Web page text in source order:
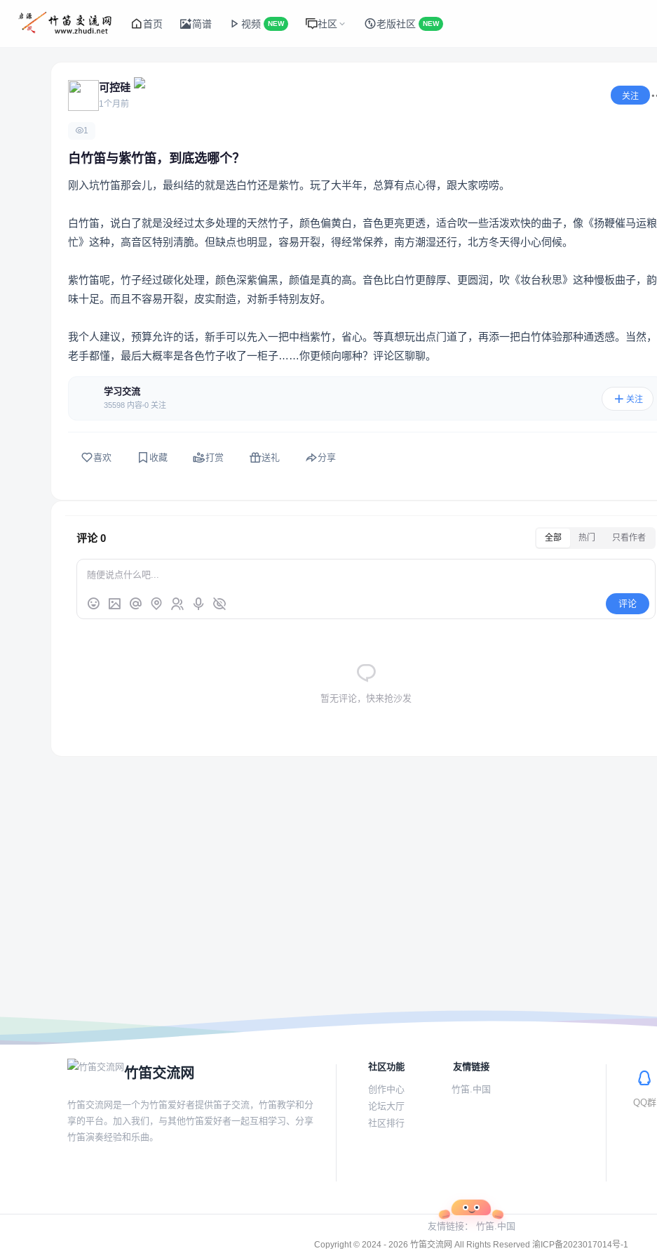
首页 简谱 视频 NEW 社区 老版社区 NEW
可控硅
1个月前
关注
1
白竹笛与紫竹笛，到底选哪个？
刚入坑竹笛那会儿，最纠结的就是选白竹还是紫竹。玩了大半年，总算有点心得，跟大家唠唠。
白竹笛，说白了就是没经过太多处理的天然竹子，颜色偏黄白，音色更亮更透，适合吹一些活泼欢快的曲子，像《扬鞭催马运粮
忙》这种，高音区特别清脆。但缺点也明显，容易开裂，得经常保养，南方潮湿还行，北方冬天得小心伺候。
紫竹笛呢，竹子经过碳化处理，颜色深紫偏黑，颜值是真的高。音色比白竹更醇厚、更圆润，吹《妆台秋思》这种慢板曲子，韵
味十足。而且不容易开裂，皮实耐造，对新手特别友好。
我个人建议，预算允许的话，新手可以先入一把中档紫竹，省心。等真想玩出点门道了，再添一把白竹体验那种通透感。当然，
老手都懂，最后大概率是各色竹子收了一柜子……你更倾向哪种？评论区聊聊。
学习交流
35598 内容 0 关注
关注
喜欢 收藏 打赏 送礼 分享
评论0 全部 热门 只看作者
评论
暂无评论，快来抢沙发
竹笛交流网
竹笛交流网是一个为竹笛爱好者提供笛子交流，竹笛教学和分
享的平台。加入我们，与其他竹笛爱好者一起互相学习、分享
竹笛演奏经验和乐曲。
社区功能
创作中心
论坛大厅
社区排行
友情链接
竹笛.中国
QQ群
友情链接： 竹笛.中国
Copyright © 2024 - 2026 竹笛交流网 All Rights Reserved 渝ICP备2023017014号-1